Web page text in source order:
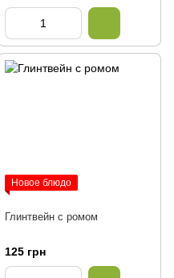
Новое блюдо
Глинтвейн с ромом
125 грн